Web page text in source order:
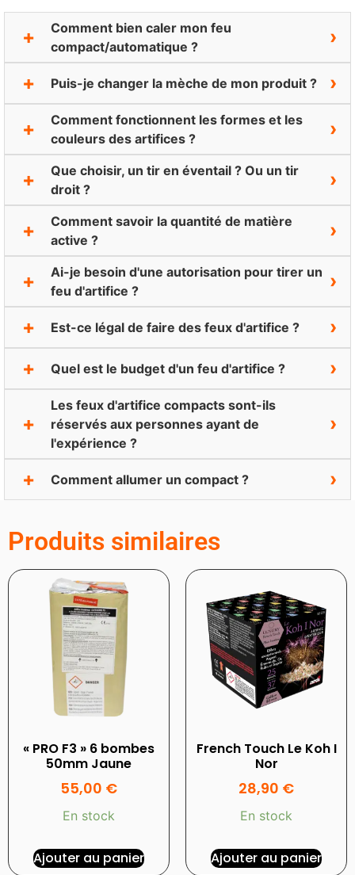
Comment bien caler mon feu
compact/automatique ?
Puis-je changer la mèche de mon produit ?
Comment fonctionnent les formes et les
couleurs des artifices ?
Que choisir, un tir en éventail ? Ou un tir
droit ?
Comment savoir la quantité de matière
active ?
Ai-je besoin d'une autorisation pour tirer un
feu d'artifice ?
Est-ce légal de faire des feux d'artifice ?
Quel est le budget d'un feu d'artifice ?
Les feux d'artifice compacts sont-ils
réservés aux personnes ayant de
l'expérience ?
Comment allumer un compact ?
Produits similaires
« PRO F3 » 6 bombes
50mm Jaune
55,00 €
En stock
Ajouter au panier
French Touch Le Koh I
Nor
28,90 €
En stock
Ajouter au panier